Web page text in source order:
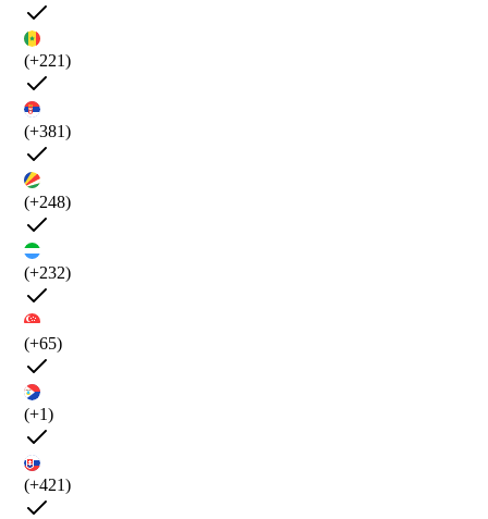
(+221)
(+381)
(+248)
(+232)
(+65)
(+1)
(+421)